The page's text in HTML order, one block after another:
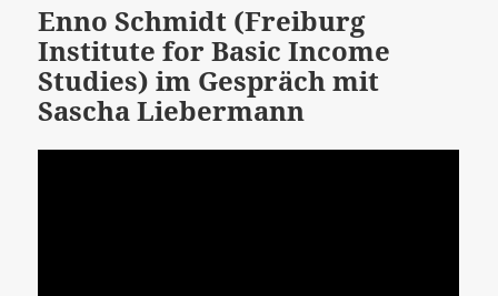
Enno Schmidt (Freiburg
Institute for Basic Income
Studies) im Gespräch mit
Sascha Liebermann